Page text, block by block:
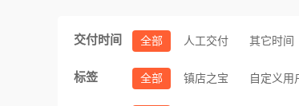
交付时间 全部 人工交付 其它时间
标签 全部 镇店之宝 自定义用